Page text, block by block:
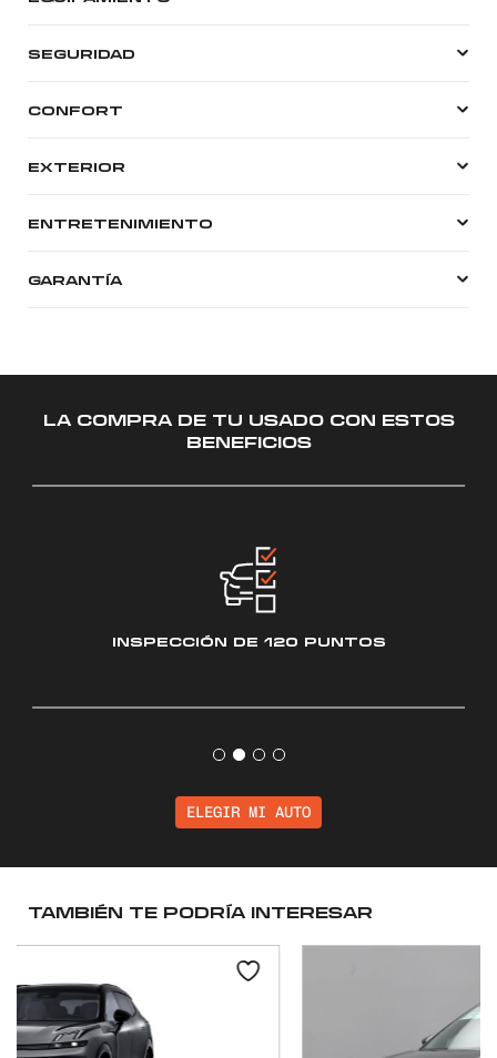
SEGURIDAD
CONFORT
EXTERIOR
ENTRETENIMIENTO
GARANTÍA
LA COMPRA DE TU USADO CON ESTOS
BENEFICIOS
INSPECCIÓN DE 120 PUNTOS
ELEGIR MI AUTO
TAMBIÉN TE PODRÍA INTERESAR